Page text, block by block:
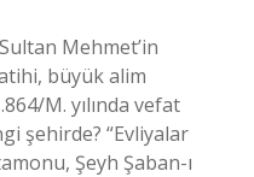
Mehmet’in
büyük alim
M. yılında vefat
şehirde? “Evliyalar
Şeyh Şaban-ı